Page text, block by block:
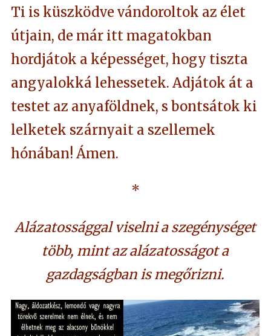
Ti is küszködve vándoroltok az élet
útjain, de már itt magatokban
hordjátok a képességet, hogy tiszta
angyalokká lehessetek. Adjátok át a
testet az anyaföldnek, s bontsátok ki
lelketek szárnyait a szellemek
hónában! Ámen.
*
Alázatossággal viselni a szegénységet
több, mint az alázatosságot a
gazdagságban is megőrizni.